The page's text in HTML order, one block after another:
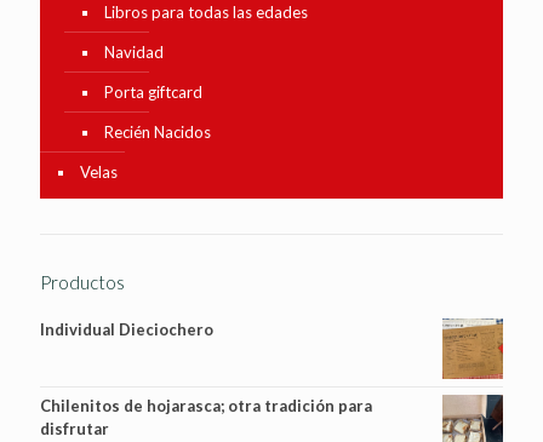
Libros para todas las edades
Navidad
Porta giftcard
Recién Nacidos
Velas
Productos
Individual Dieciochero
Chilenitos de hojarasca; otra tradición para
disfrutar